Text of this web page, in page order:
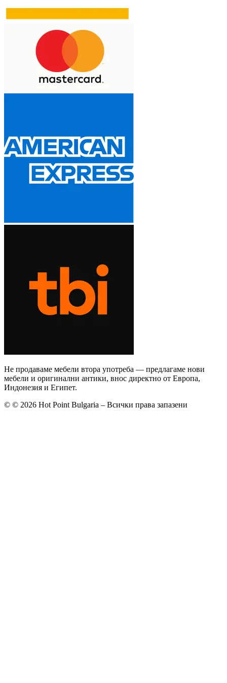
Не продаваме мебели втора употреба — предлагаме нови
мебели и оригинални антики, внос директно от Европа,
Индонезия и Египет.
© © 2026 Hot Point Bulgaria – Всички права запазени